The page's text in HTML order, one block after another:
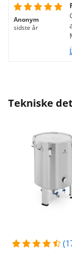
Anonym
sidste år
Tekniske